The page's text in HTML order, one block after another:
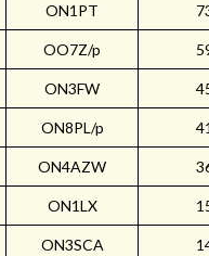
ON1PT
OO7Z/p
ON3FW
ON8PL/p 41
ON4AZW
ON1LX
ON3SCA